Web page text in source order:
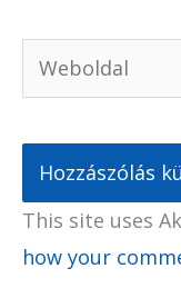
Weboldal
This site uses
how your